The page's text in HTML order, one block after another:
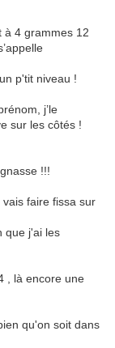
à 4 grammes 12
p'tit niveau !
j’le
sur les côtés !
!!!
faire fissa sur
que j'ai les
, là encore une
qu'on soit dans